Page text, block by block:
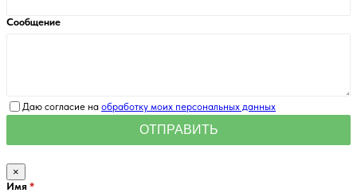
Сообщение
Даю согласие на обработку моих персональных данных
×
Имя